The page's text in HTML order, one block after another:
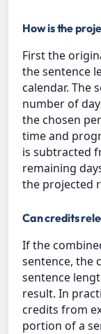
How is the
First the
the sentence
calendar. The
number of
the chosen
time and
is subtracted
remaining
the projected
Can credits
If the
sentence, the
sentence
result. In
credits from
portion of a